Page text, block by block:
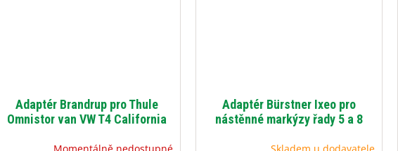
Adaptér Brandrup pro Thule
Omnistor van VW T4 California
Adaptér Bürstner Ixeo pro
nástěnné markýzy řady 5 a 8